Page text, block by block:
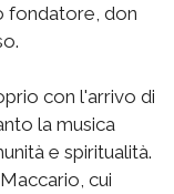
fondatore, don
con l'arrivo di
la musica
e spiritualità.
cui